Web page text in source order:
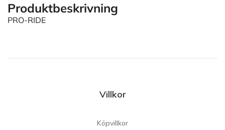
Produktbeskrivning
PRO-RIDE
Villkor
Köpvillkor